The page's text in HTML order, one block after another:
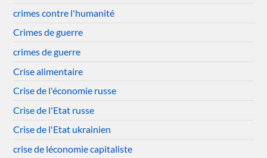
crimes contre l'humanité
Crimes de guerre
crimes de guerre
Crise alimentaire
Crise de l'économie russe
Crise de l'Etat russe
Crise de l'Etat ukrainien
crise de léconomie capitaliste